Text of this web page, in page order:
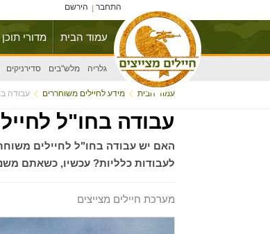
התחבר הירשם
עמוד הבית מדורי תוכן
גלריה מלש"בים סדירניקים
עמוד הבית מידע לחיילים משוחררים עבודה
עבודה בחו"ל
האם יש עבודה בחו"ל לחיילים
לעבודות כלליות? עכשיו, כשאתם
מערכת חיילים מצייצים